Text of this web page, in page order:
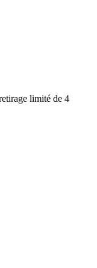
limité de 4